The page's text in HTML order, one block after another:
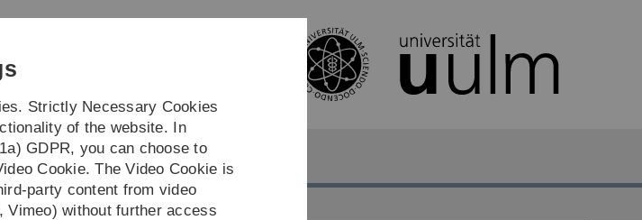
Skip
Skip
Skip
Skip
Strictly Necessary Cookies
of the website. In
GDPR, you can choose to
Cookie. The Video Cookie is
party content from video
Vimeo) without further access